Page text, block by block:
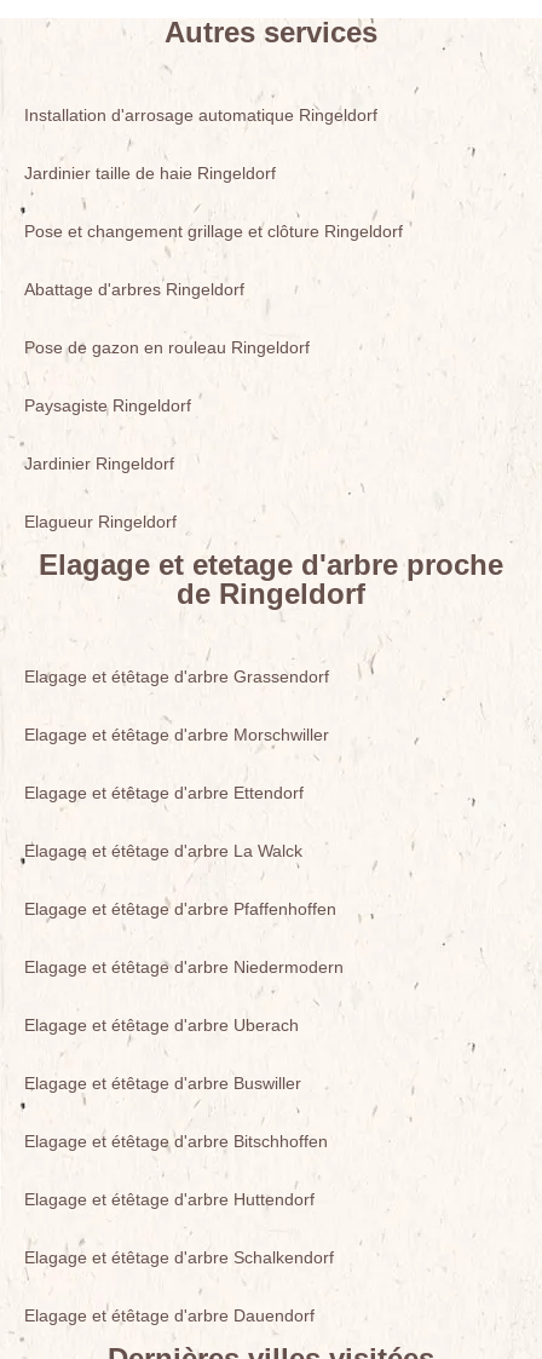
Autres services
Installation d'arrosage automatique Ringeldorf
Jardinier taille de haie Ringeldorf
Pose et changement grillage et clôture Ringeldorf
Abattage d'arbres Ringeldorf
Pose de gazon en rouleau Ringeldorf
Paysagiste Ringeldorf
Jardinier Ringeldorf
Elagueur Ringeldorf
Elagage et etetage d'arbre proche
de Ringeldorf
Elagage et étêtage d'arbre Grassendorf
Elagage et étêtage d'arbre Morschwiller
Elagage et étêtage d'arbre Ettendorf
Elagage et étêtage d'arbre La Walck
Elagage et étêtage d'arbre Pfaffenhoffen
Elagage et étêtage d'arbre Niedermodern
Elagage et étêtage d'arbre Uberach
Elagage et étêtage d'arbre Buswiller
Elagage et étêtage d'arbre Bitschhoffen
Elagage et étêtage d'arbre Huttendorf
Elagage et étêtage d'arbre Schalkendorf
Elagage et étêtage d'arbre Dauendorf